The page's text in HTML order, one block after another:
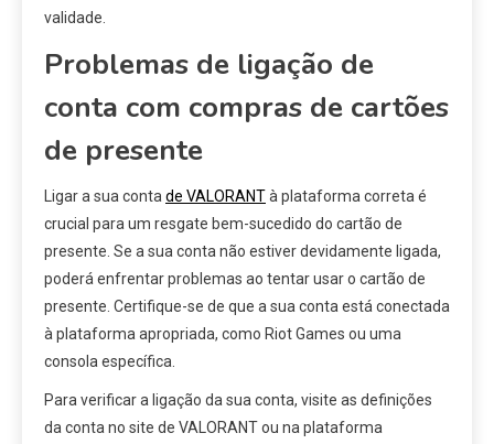
validade.
Problemas de ligação de
conta com compras de cartões
de presente
Ligar a sua conta de VALORANTà plataforma correta é
crucial para um resgate bem-sucedido do cartão de
presente. Se a sua conta não estiver devidamente ligada,
poderá enfrentar problemas ao tentar usar o cartão de
presente. Certifique-se de que a sua conta está conectada
à plataforma apropriada, como Riot Games ou uma
consola específica.
Para verificar a ligação da sua conta, visite as definições
da conta no site de VALORANT ou na plataforma